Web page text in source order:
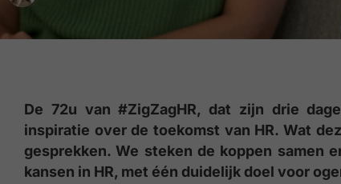
De 72u van #ZigZagHR, dat zijn drie
inspiratie over de toekomst van HR. Wat
gesprekken. We steken de koppen samen
kansen in HR, met één duidelijk doel voor